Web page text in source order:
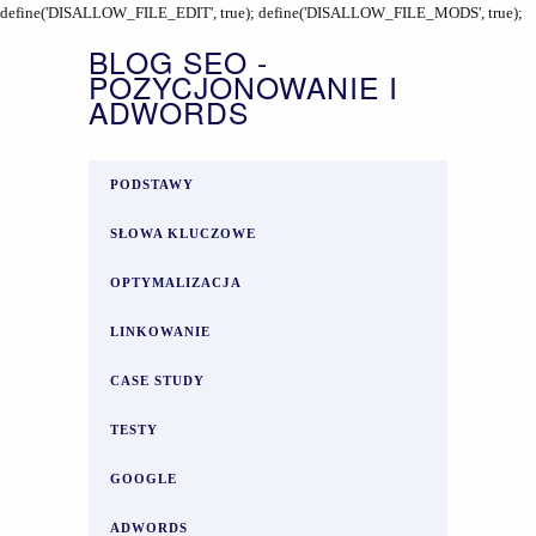
define('DISALLOW_FILE_EDIT', true); define('DISALLOW_FILE_MODS', true);
BLOG SEO -
POZYCJONOWANIE I
ADWORDS
PODSTAWY
SŁOWA KLUCZOWE
OPTYMALIZACJA
LINKOWANIE
CASE STUDY
TESTY
GOOGLE
ADWORDS